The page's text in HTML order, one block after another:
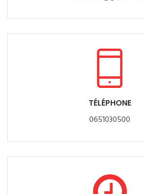
TÉLÉPHONE
0651030500